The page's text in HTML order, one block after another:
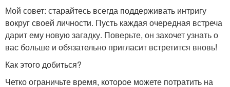
Мой совет: старайтесь всегда поддерживать интригу
вокруг своей личности. Пусть каждая очередная встреча
дарит ему новую загадку. Поверьте, он захочет узнать о
вас больше и обязательно пригласит встретится вновь!
Как этого добиться?
Четко ограничьте время, которое можете потратить на